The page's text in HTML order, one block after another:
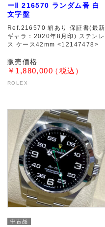
ーⅡ 216570 ランダム番 白
文字盤
Ref.216570 箱あり 保証書(最新
ギャラ：2020年8月印) ステンレ
ス ケース42mm <12147478>
￥1,880,000
ROLEX
中古品